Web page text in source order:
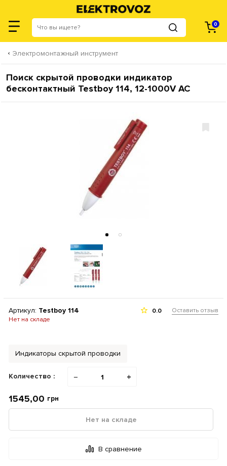
0
Электромонтажный инструмент
Поиск скрытой проводки индикатор
бесконтактный Testboy 114, 12-1000V AC
Артикул: Testboy 114
Нет на складе
0.0 Оставить отзыв
Индикаторы скрытой проводки
Количество : − +
1545,00 грн
Нет на складе
В сравнение